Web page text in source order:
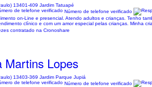
13401-409 Jardim Tatuapé
Número de telefone verificado
on-Line e presencial. Atendo adultos e crianças. Tenho
clínico e com um amor especial pelas crianças. Minha
contratado na Cronoshare
Martins Lopes
13403-369 Jardim Parque Jupiá
Número de telefone verificado